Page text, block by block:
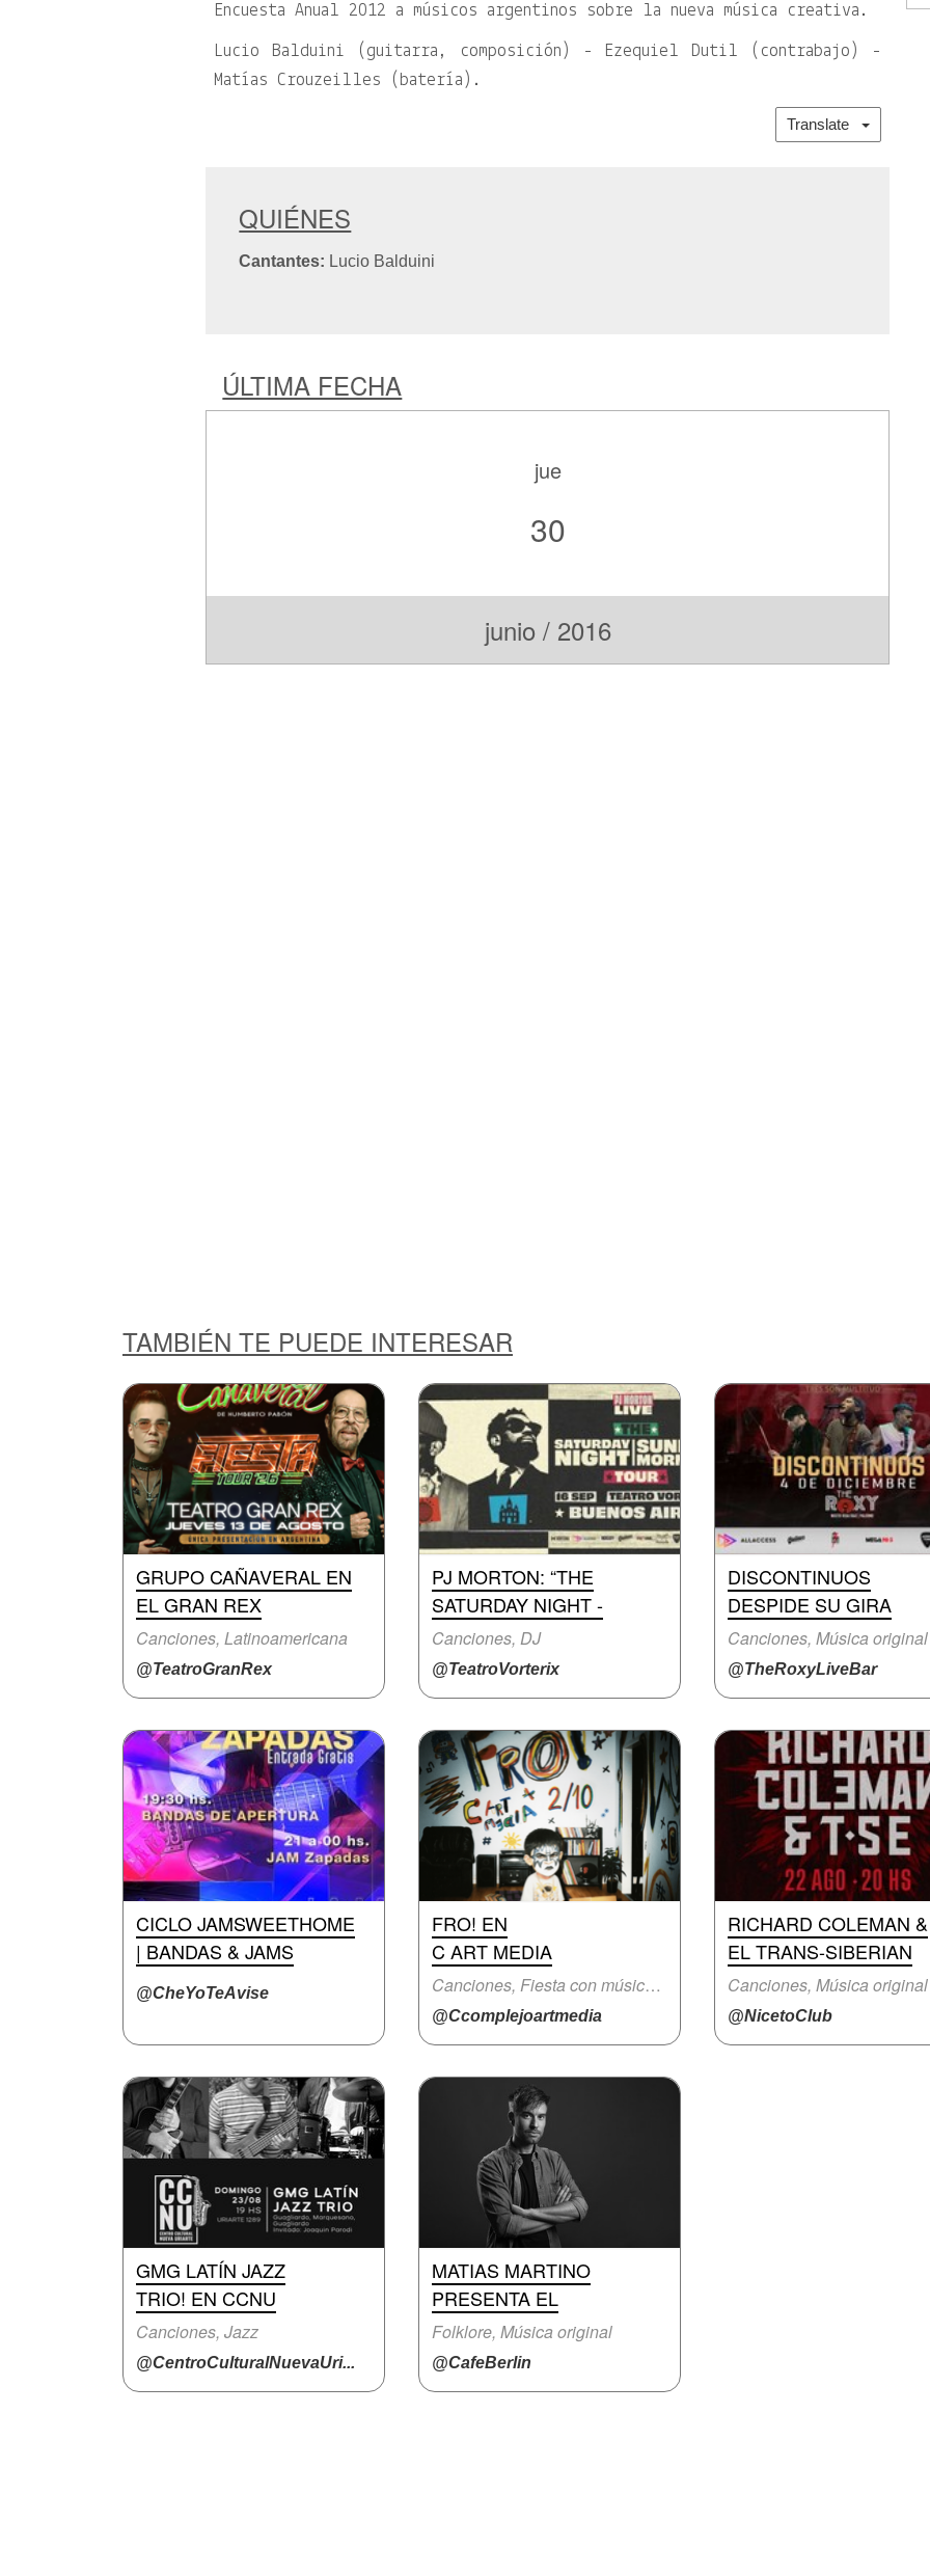
Encuesta Anual 2012 a músicos argentinos sobre la nueva música creativa.
Lucio Balduini (guitarra, composición) - Ezequiel Dutil (contrabajo) -
Matías Crouzeilles (batería).
Translate
QUIÉNES
Cantantes: Lucio Balduini
ÚLTIMA FECHA
jue
30
junio / 2016
TAMBIÉN TE PUEDE INTERESAR
GRUPO CAÑAVERAL EN
EL GRAN REX
Canciones, Latinoamericana
@TeatroGranRex
PJ MORTON: “THE
SATURDAY NIGHT -
Canciones, DJ
@TeatroVorterix
DISCONTINUOS
DESPIDE SU GIRA
Canciones, Música original
@TheRoxyLiveBar
CICLO JAMSWEETHOME
| BANDAS & JAMS
@CheYoTeAvise
FRO! EN
C ART MEDIA
Canciones, Fiesta con música en vivo
@Ccomplejoartmedia
RICHARD COLEMAN &
EL TRANS-SIBERIAN
Canciones, Música original
@NicetoClub
GMG LATÍN JAZZ
TRIO! EN CCNU
Canciones, Jazz
@CentroCulturalNuevaUri...
MATIAS MARTINO
PRESENTA EL
Folklore, Música original
@CafeBerlin